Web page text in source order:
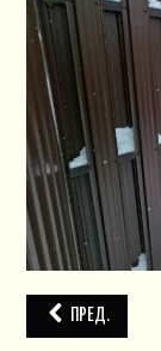
ПЛАН СНТ
КОНТАКТЫ
СЛУЖБЫ
НАПИСАТЬ!
ПРЕД.